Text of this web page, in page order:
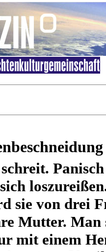
sie von drei
Mutter. Man
mit einem